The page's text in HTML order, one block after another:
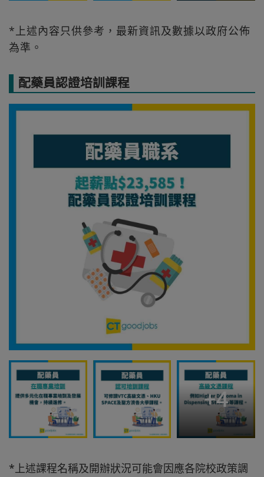
*上述內容只供參考，最新資訊及數據以政府公佈
為準。
配藥員認證培訓課程
+4
*上述課程名稱及開辦狀況可能會因應各院校政策調